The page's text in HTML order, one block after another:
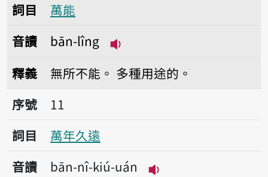
詞目
萬能
音讀
bān-lîng
釋義 無所不能。 多種用途的。
序號11萬年久遠
序號
11
詞目
萬年久遠
音讀
bān-nî-kiú-uán